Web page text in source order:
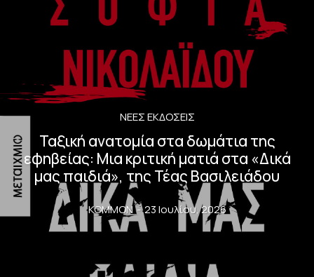
ΝΈΕΣ ΕΚΔΌΣΕΙΣ
Ταξική ανατομία στα δωμάτια της
εφηβείας: Μια κριτική ματιά στα «Δικά
μας παιδιά», της Τέας Βασιλειάδου
KOMMON - 23 Ιουλίου, 2026